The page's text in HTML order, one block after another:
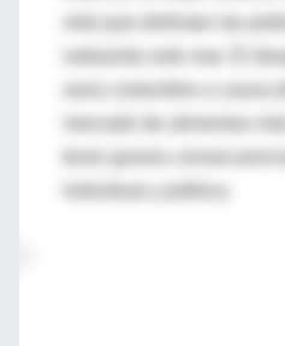
sana costumbre a causa